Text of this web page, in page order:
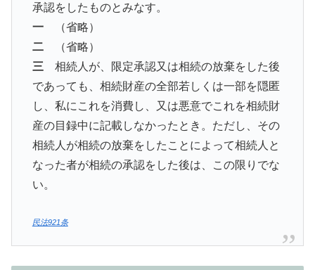
承認をしたものとみなす。
一（省略）
二（省略）
三 相続人が、限定承認又は相続の放棄をした後
であっても、相続財産の全部若しくは一部を隠匿
し、私にこれを消費し、又は悪意でこれを相続財
産の目録中に記載しなかったとき。ただし、その
相続人が相続の放棄をしたことによって相続人と
なった者が相続の承認をした後は、この限りでな
い。
民法921条